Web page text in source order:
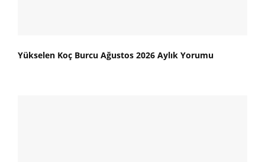
Yükselen Koç Burcu Ağustos 2026 Aylık Yorumu